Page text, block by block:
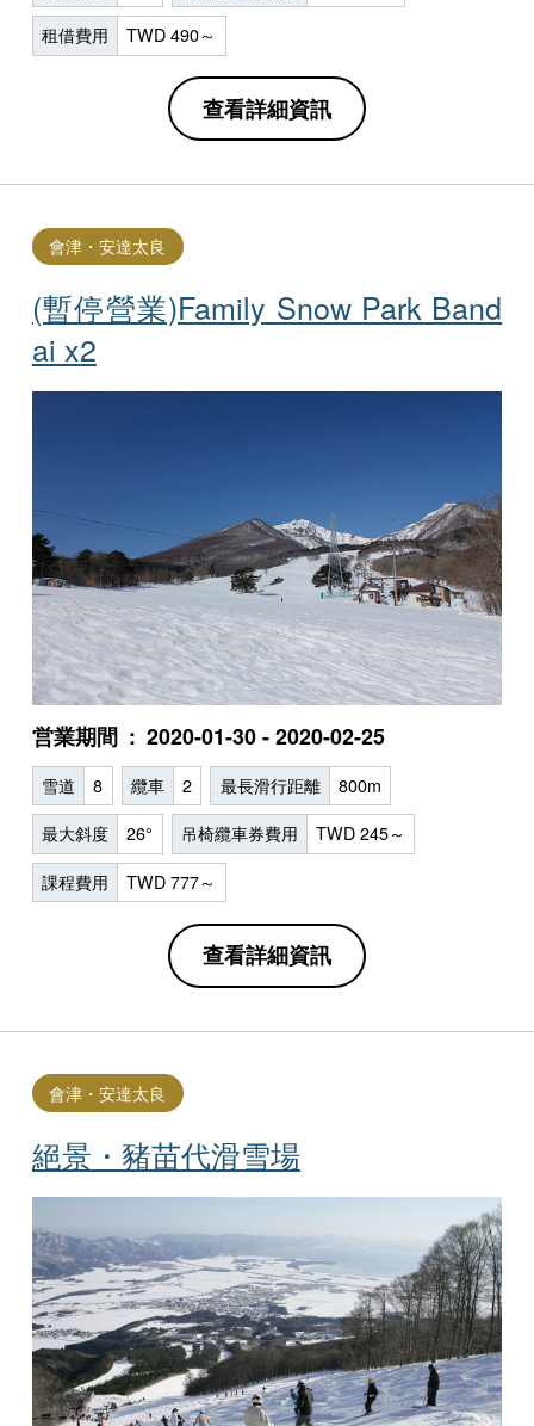
租借費用 TWD 490～
查看詳細資訊
(暫停營業)Family Snow Park Ba​​nd
ai x2
會津・安達太良
営業期間 2020-01-30 - 2020-02-25
雪道 8 纜車 2 最長滑行距離 800m
最大斜度 26° 吊椅纜車券費用 TWD 245～
課程費用 TWD 777～
查看詳細資訊
絕景・豬苗代滑雪場
會津・安達太良